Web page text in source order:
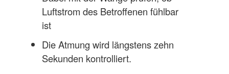
Luftstrom des Betroffenen fühlbar
ist
Die Atmung wird längstens zehn
Sekunden kontrolliert.